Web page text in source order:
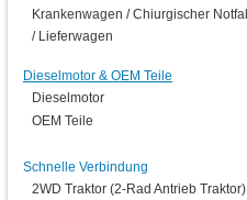
Krankenwagen / Chiurgischer Notfall
/ Lieferwagen
Dieselmotor & OEM Teile
Dieselmotor
OEM Teile
Schnelle Verbindung
2WD Traktor (2-Rad Antrieb Traktor)